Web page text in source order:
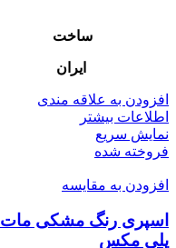
ساخت
ایران
افزودن به علاقه مندی
اطلاعات بیشتر
نمایش سریع
فروخته شده
افزودن به مقایسه
اسپری رنگ مشکی مات
پلی مکس